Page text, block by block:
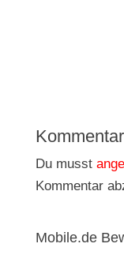
Du musst
Kommentar
Mobile.de